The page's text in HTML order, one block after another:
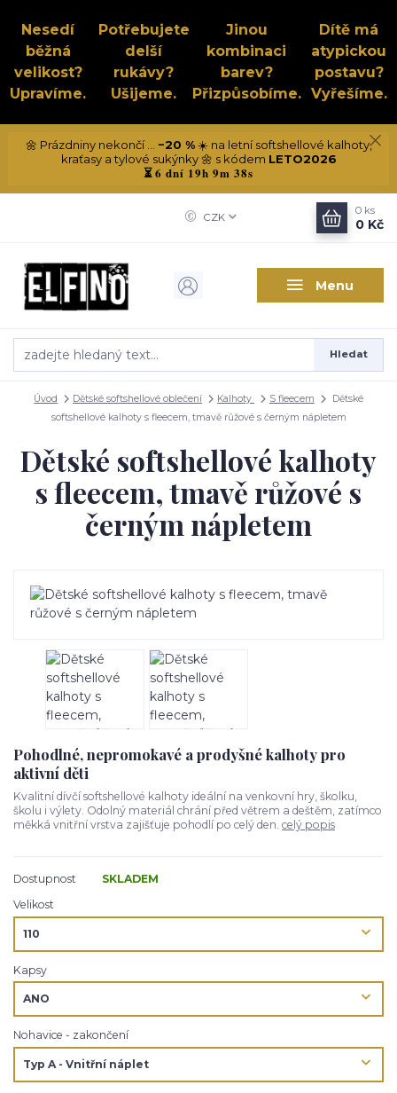
Nesedí
běžná
velikost?
Upravíme.
Potřebujete
delší
rukávy?
Ušijeme.
Jinou
kombinaci
barev?
Přizpůsobíme.
Dítě má
atypickou
postavu?
Vyřešíme.
🌼 Prázdniny nekončí ... −20 %☀️ na letní softshellové kalhoty,
kraťasy a tylové sukýnky 🌼 s kódem LETO2026
⏳6 dní 19h 9m 37s
Menu
CZK
Hledat
0 ks
0 Kč
Úvod Dětské softshellové oblečení Kalhoty S fleecem
Dětské
softshellové kalhoty s fleecem, tmavě růžové s černým nápletem
Dětské softshellové kalhoty
s fleecem, tmavě růžové s
černým nápletem
Pohodlné, nepromokavé a prodyšné kalhoty pro
aktivní děti
Kvalitní dívčí softshellové kalhoty ideální na venkovní hry, školku,
školu i výlety. Odolný materiál chrání před větrem a deštěm, zatímco
měkká vnitřní vrstva zajišťuje pohodlí po celý den. celý popis
Dostupnost
SKLADEM
Velikost
Kapsy
Nohavice - zakončení